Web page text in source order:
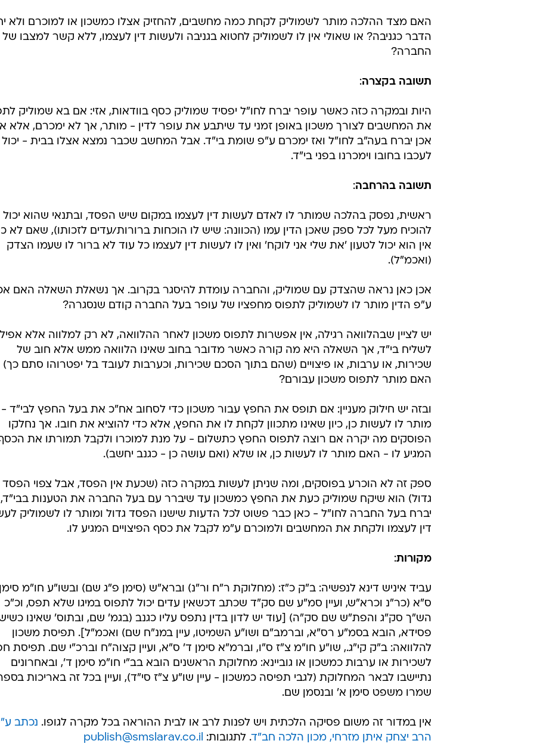
האם מצד ההלכה מותר לשמוליק לקחת כמה מחשבים, להחזיק אצלו כמשכון או למוכרם ולא
הדבר כגניבה? או שאולי אין לו לשמוליק לחטוא בגניבה ולעשות דין לעצמו, ללא קשר למצבו
החברה?
תשובה בקצרה:
היות ובמקרה כזה כאשר עופר יברח לחו"ל יפסיד שמוליק כסף בוודאות, אזי: אם בא שמוליק
את המחשבים לצורך משכון באופן זמני עד שיתבע את עופר לדין - מותר, אך לא ימכרם, אלא
אכן יברח בעה"ב לחו"ל ואז ימכרם ע"פ שומת בי"ד. אבל המחשב שכבר נמצא אצלו בבית - יכול
לעכבו בחובו וימכרנו בפני בי"ד.
תשובה בהרחבה:
ראשית, נפסק בהלכה שמותר לו לאדם לעשות דין לעצמו במקום שיש הפסד, ובתנאי שהוא יכול
להוכיח מעל לכל ספק שאכן הדין עמו (הכוונה: שיש לו הוכחות ברורות/עדים לזכותו), שאם לא
אין הוא יכול לטעון 'את שלי אני לוקח' ואין לו לעשות דין לעצמו כל עוד לא ברור לו שעמו הצדק
(ואכמ"ל).
אכן כאן נראה שהצדק עם שמוליק, והחברה עומדת להיסגר בקרוב. אך נשאלת השאלה האם
ע"פ הדין מותר לו לשמוליק לתפוס מחפציו של עופר בעל החברה קודם שנסגרה?
יש לציין שבהלוואה רגילה, אין אפשרות לתפוס משכון לאחר ההלוואה, לא רק למלווה אלא
לשליח בי"ד, אך השאלה היא מה קורה כאשר מדובר בחוב שאינו הלוואה ממש אלא חוב של
שכירות, או ערבות, או פיצויים (שהם בתוך הסכם שכירות, וכערבות לעובד בל יפטרוהו סתם
האם מותר לתפוס משכון עבורם?
ובזה יש חילוק מעניין: אם תופס את החפץ עבור משכון כדי לסחוב אח"כ את בעל החפץ לבי"ד -
מותר לו לעשות כן, כיון שאינו מתכוון לקחת לו את החפץ, אלא כדי להוציא את חובו. אך נחלקו
הפוסקים מה יקרה אם רוצה לתפוס החפץ כתשלום - על מנת למוכרו ולקבל תמורתו את
המגיע לו - האם מותר לו לעשות כן, או שלא (ואם עושה כן - כגנב יחשב).
ספק זה לא הוכרע בפוסקים, ומה שניתן לעשות במקרה כזה (שכעת אין הפסד, אבל צפוי הפסד
גדול) הוא שיקח שמוליק כעת את החפץ כמשכון עד שיברר עם בעל החברה את הטענות
יברח בעל החברה לחו"ל - כאן כבר פשוט לכל הדעות שישנו הפסד גדול ומותר לו לשמוליק
דין לעצמו ולקחת את המחשבים ולמוכרם ע"מ לקבל את כסף הפיצויים המגיע לו.
מקורות:
עביד איניש דינא לנפשיה: ב"ק כ"ז: (מחלוקת ר"ח ור"נ) וברא"ש (סימן פ"ג שם) ובשו"ע חו"מ
ס"א (כר"נ וכרא"ש, ועיין סמ"ע שם סק"ד שכתב דכשאין עדים יכול לתפוס במיגו שלא תפס, וכ"כ
הש"ך סק"ג והפת"ש שם סק"ה) [עוד יש לדון בדין נתפס עליו כגנב (בגמ' שם, ובתוס' שאינו
פסידא, הובא בסמ"ע רס"א, וברמב"ם ושו"ע השמיטו, עיין במנ"ח שם) ואכמ"ל]. תפיסת משכון
להלוואה: ב"ק קי"ג., שו"ע חו"מ צ"ז ס"ו, וברמ"א סימן ד' ס"א, ועיין קצוה"ח וברכ"י שם. תפיסת
לשכירות או ערבות כמשכון או גוביינא: מחלוקת הראשנים הובא בב"י חו"מ סימן ד', ובאחרונים
נתיישבו לבאר המחלוקת (לגבי תפיסה כמשכון - עיין שו"ע צ"ז סי"ד), ועיין בכל זה באריכות
שמרו משפט סימן א' ובנסמן שם.
אין במדור זה משום פסיקה הלכתית ויש לפנות לרב או לבית ההוראה בכל מקרה לגופו. נכתב
הרב יצחק איתן מזרחי, מכון הלכה חב"ד. לתגובות: publish@smslarav.co.il